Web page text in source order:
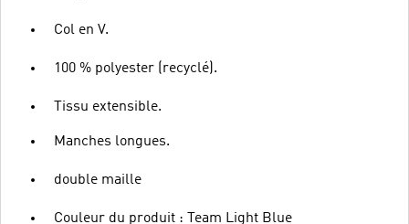
Col en V.
100 % polyester (recyclé).
Tissu extensible.
Manches longues.
double maille
Couleur du produit : Team Light Blue